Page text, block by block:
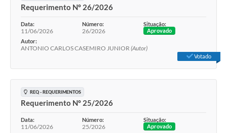
Requerimento Nº 26/2026
Data:
11/06/2026
Número:
26/2026
Situação:
Aprovado
Autor:
ANTONIO CARLOS CASEMIRO JUNIOR (Autor)
Votado
REQ - REQUERIMENTOS
Requerimento Nº 25/2026
Data:
11/06/2026
Número:
25/2026
Situação:
Aprovado